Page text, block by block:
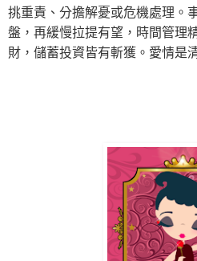
挑重責、分擔解憂或危機處理。
盤，再緩慢拉提有望，時間管理
財，儲蓄投資皆有斬獲。 愛情是